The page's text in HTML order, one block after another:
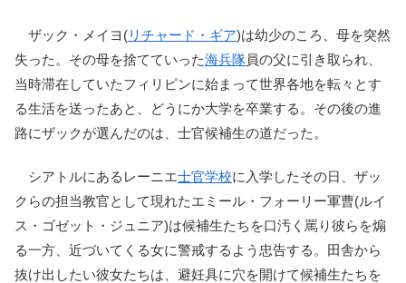
ザック・メイヨ(リチャード・ギア)は幼少のころ、母を突然
失った。その母を捨てていった海兵隊員の父に引き取られ、
当時滞在していたフィリピンに始まって世界各地を転々とす
る生活を送ったあと、どうにか大学を卒業する。その後の進
路にザックが選んだのは、士官候補生の道だった。
シアトルにあるレーニエ士官学校に入学したその日、ザッ
クらの担当教官として現れたエミール・フォーリー軍曹(ルイ
ス・ゴゼット・ジュニア)は候補生たちを口汚く罵り彼らを煽
る一方、近づいてくる女に警戒するよう忠告する。田舎から
抜け出したい彼女たちは、避妊具に穴を開けて候補生たちを